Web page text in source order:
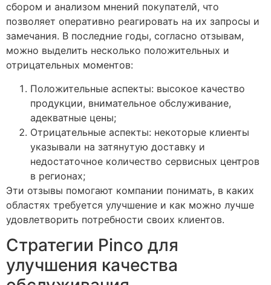
сбором и анализом мнений покупателй, что
позволяет оперативно реагировать на их запросы и
замечания. В последние годы, согласно отзывам,
можно выделить несколько положительных и
отрицательных моментов:
Положительные аспекты: высокое качество
продукции, внимательное обслуживание,
адекватные цены;
Отрицательные аспекты: некоторые клиенты
указывали на затянутую доставку и
недостаточное количество сервисных центров
в регионах;
Эти отзывы помогают компании понимать, в каких
областях требуется улучшение и как можно лучше
удовлетворить потребности своих клиентов.
Стратегии Pinco для
улучшения качества